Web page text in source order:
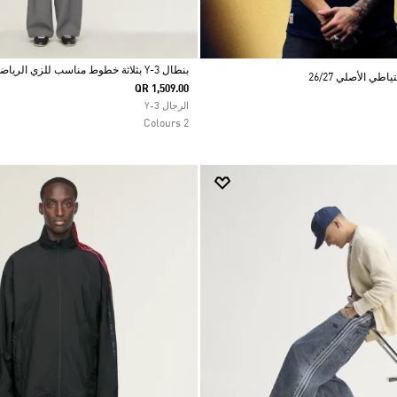
الأصلي 26/27
Selected
بنطال Y-3 بثلاثة خطوط مناسب للزي الرياضي
QR 1,509.00
الرجال Y-3
2 Colours